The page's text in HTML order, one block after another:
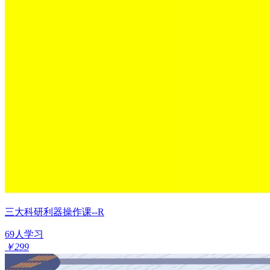
三大科研利器操作课--R
69人学习
￥299